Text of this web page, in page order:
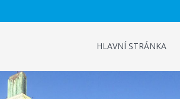
HLAVNÍ STRÁNKA